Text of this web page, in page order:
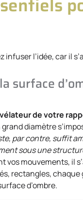
infuser l’idée, car il
surface
de votre
diamètre
par contre, suffit
sous une
vos mouvements, il
rectangles,
d’ombre.